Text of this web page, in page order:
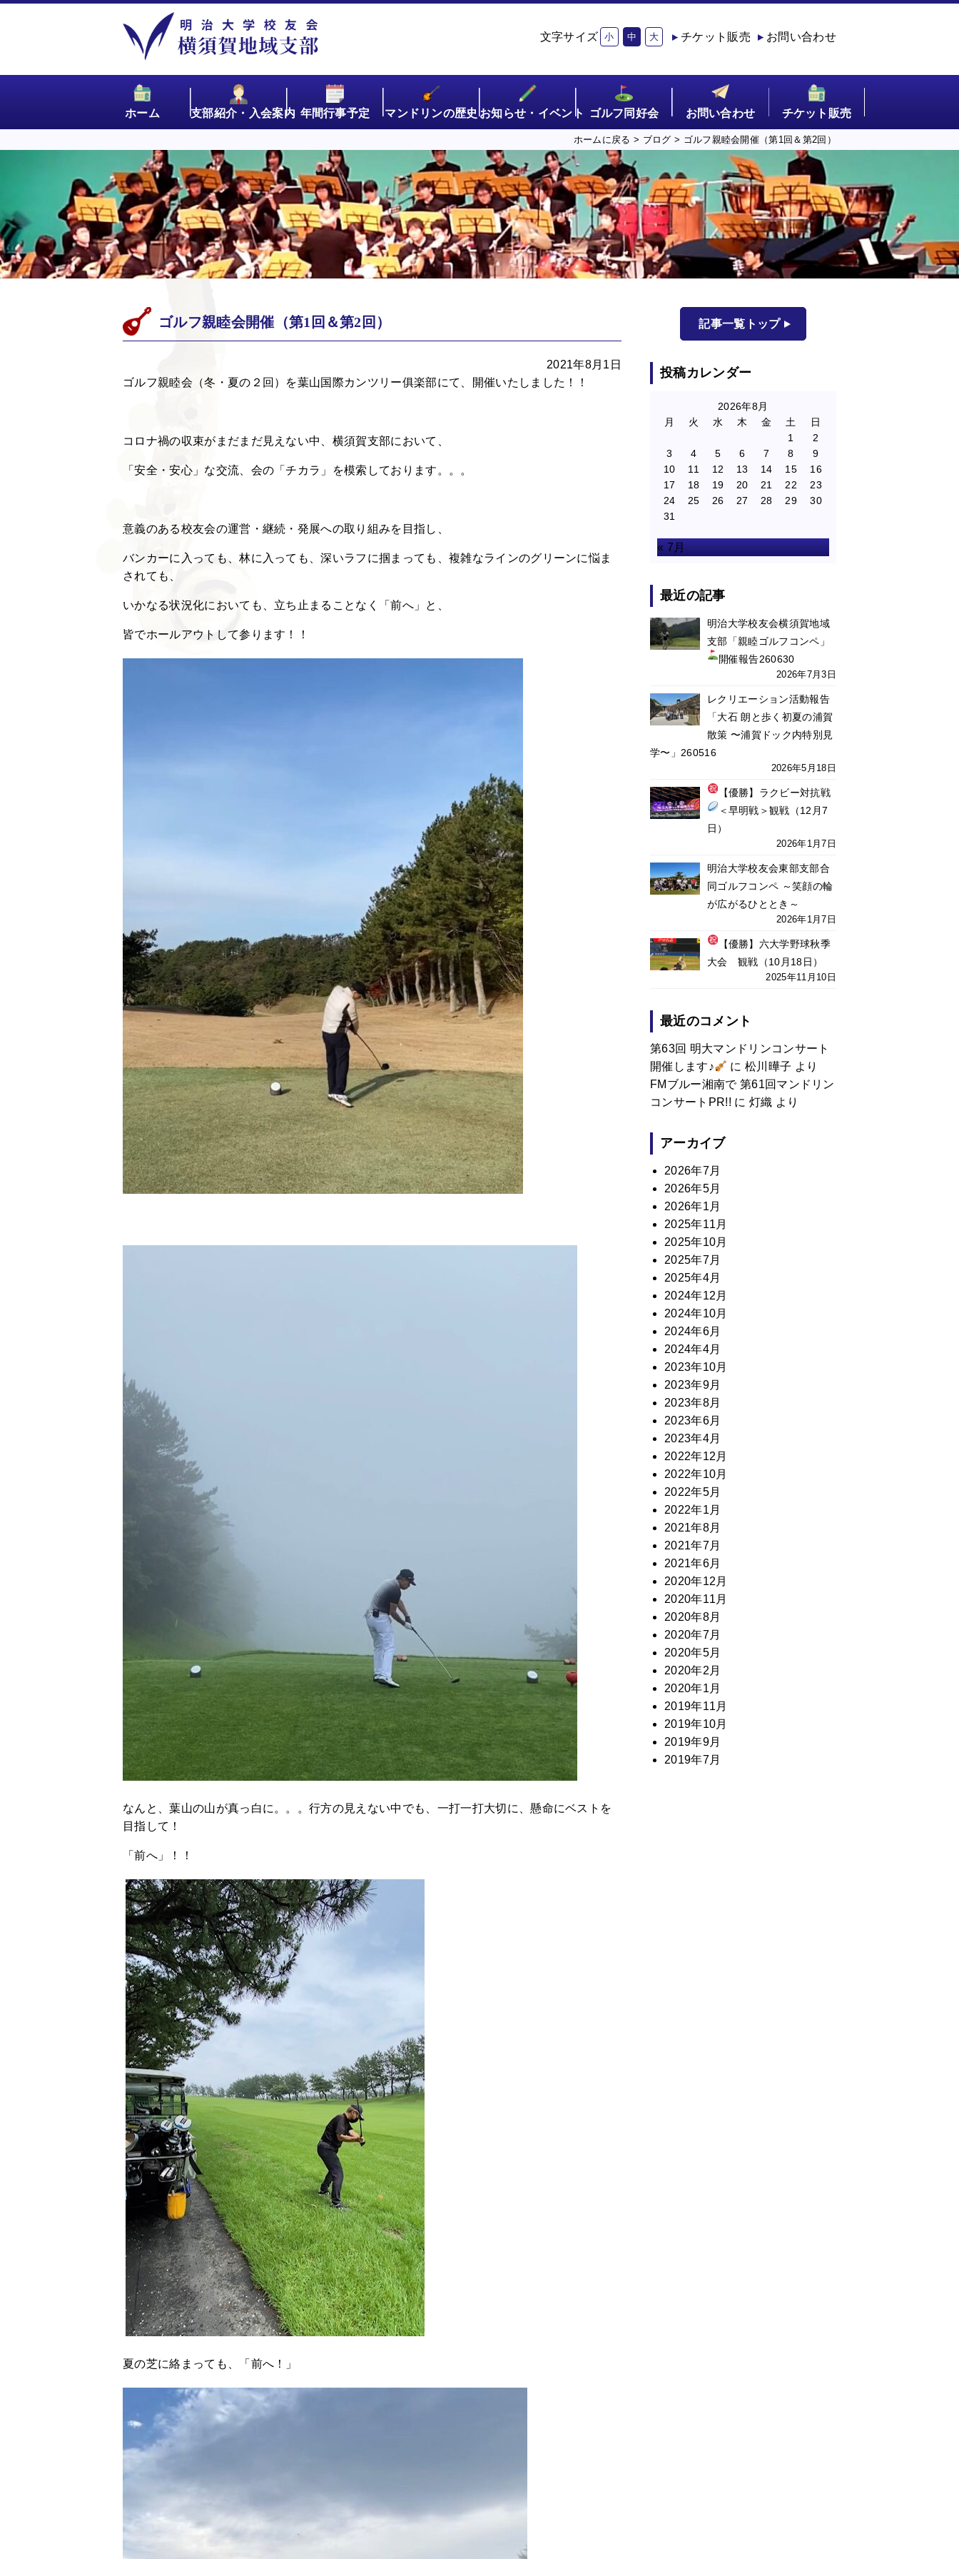
文字サイズ 小 中 大 チケット販売 お問い合わせ
ホーム 支部紹介・入会案内 年間行事予定 マンドリンの歴史 お知らせ・イベント ゴルフ同好会 お問い合わせ チケット販売
ホームに戻る > ブログ > ゴルフ親睦会開催（第1回＆第2回）
ゴルフ親睦会開催（第1回＆第2回）
2021年8月1日
ゴルフ親睦会（冬・夏の２回）を葉山国際カンツリー俱楽部にて、開催いたしました！！
コロナ禍の収束がまだまだ見えない中、横須賀支部において、
「安全・安心」な交流、会の「チカラ」を模索しております。。。
意義のある校友会の運営・継続・発展への取り組みを目指し、
バンカーに入っても、林に入っても、深いラフに掴まっても、複雑なラインのグリーンに悩ま
されても、
いかなる状況化においても、立ち止まることなく「前へ」と、
皆でホールアウトして参ります！！
なんと、葉山の山が真っ白に。。。行方の見えない中でも、一打一打大切に、懸命にベストを
目指して！
「前へ」！！
夏の芝に絡まっても、「前へ！」
記事一覧トップ
投稿カレンダー
2026年8月
月
火 水 木 金 土
日
1
2
3
4 5 6 7 8
9
10
11 12 13 14 15
16
17
18 19 20 21 22
23
24
25 26 27 28 29
30
31
« 7月
最近の記事
明治大学校友会横須賀地域
支部「親睦ゴルフコンペ」
開催報告260630
2026年7月3日
レクリエーション活動報告
「大石 朗と歩く初夏の浦賀
散策 〜浦賀ドック内特別見
学〜」260516
2026年5月18日
【優勝】ラクビー対抗戦
＜早明戦 ＞観戦（12月7
日）
2026年1月7日
明治大学校友会東部支部合
同ゴルフコンペ ～笑顔の輪
が広がるひととき～
2026年1月7日
【優勝】六大学野球秋季
大会 観戦（10月18日）
2025年11月10日
最近のコメント
第63回 明大マンドリンコンサート
開催します♪
に松川曄子 より
FMブルー湘南で 第61回マンドリン
コンサートPR!! に 灯織 より
アーカイブ
2026年7月
2026年5月
2026年1月
2025年11月
2025年10月
2025年7月
2025年4月
2024年12月
2024年10月
2024年6月
2024年4月
2023年10月
2023年9月
2023年8月
2023年6月
2023年4月
2022年12月
2022年10月
2022年5月
2022年1月
2021年8月
2021年7月
2021年6月
2020年12月
2020年11月
2020年8月
2020年7月
2020年5月
2020年2月
2020年1月
2019年11月
2019年10月
2019年9月
2019年7月